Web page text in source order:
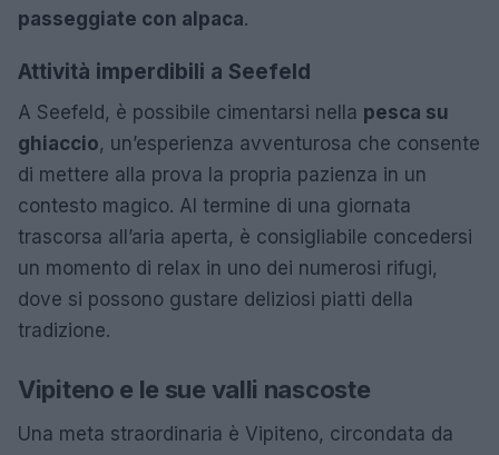
passeggiate con alpaca.
Attività imperdibili a Seefeld
A Seefeld, è possibile cimentarsi nella pesca su
ghiaccio, un’esperienza avventurosa che consente
di mettere alla prova la propria pazienza in un
contesto magico. Al termine di una giornata
trascorsa all’aria aperta, è consigliabile concedersi
un momento di relax in uno dei numerosi rifugi,
dove si possono gustare deliziosi piatti della
tradizione.
Vipiteno e le sue valli nascoste
Una meta straordinaria è Vipiteno, circondata da